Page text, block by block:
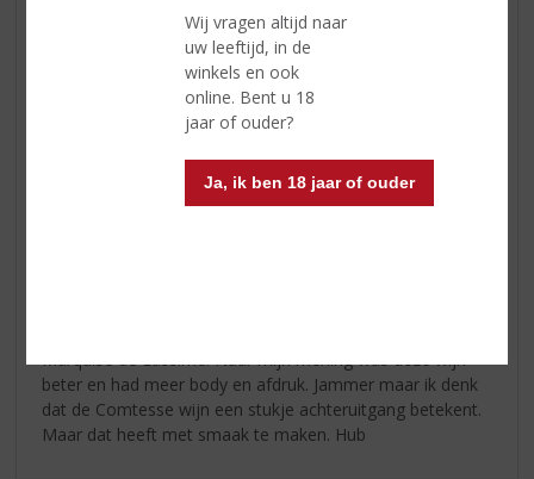
Wij vragen altijd naar
uw leeftijd, in de
winkels en ook
online. Bent u 18
jaar of ouder?
Ja, ik ben 18 jaar of ouder
Heerlijke toegankelijke wijn. Zachte Merlot met goede
Marquise de Lassime. Naar mijn mening was deze wijn
beter en had meer body en afdruk. Jammer maar ik denk
dat de Comtesse wijn een stukje achteruitgang betekent.
Maar dat heeft met smaak te maken. Hub